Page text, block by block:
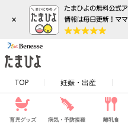
×
TOP 妊娠・出産
育児グッズ 病気・予防接種 離乳食